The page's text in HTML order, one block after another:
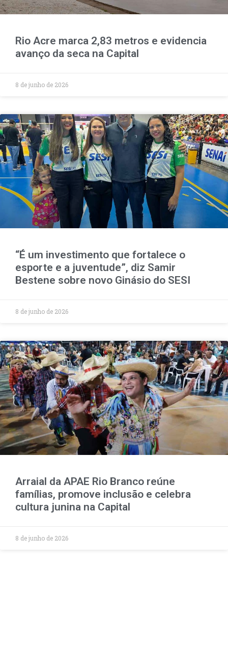
Rio Acre marca 2,83 metros e evidencia
avanço da seca na Capital
8 de junho de 2026
“É um investimento que fortalece o
esporte e a juventude”, diz Samir
Bestene sobre novo Ginásio do SESI
8 de junho de 2026
Arraial da APAE Rio Branco reúne
famílias, promove inclusão e celebra
cultura junina na Capital
8 de junho de 2026